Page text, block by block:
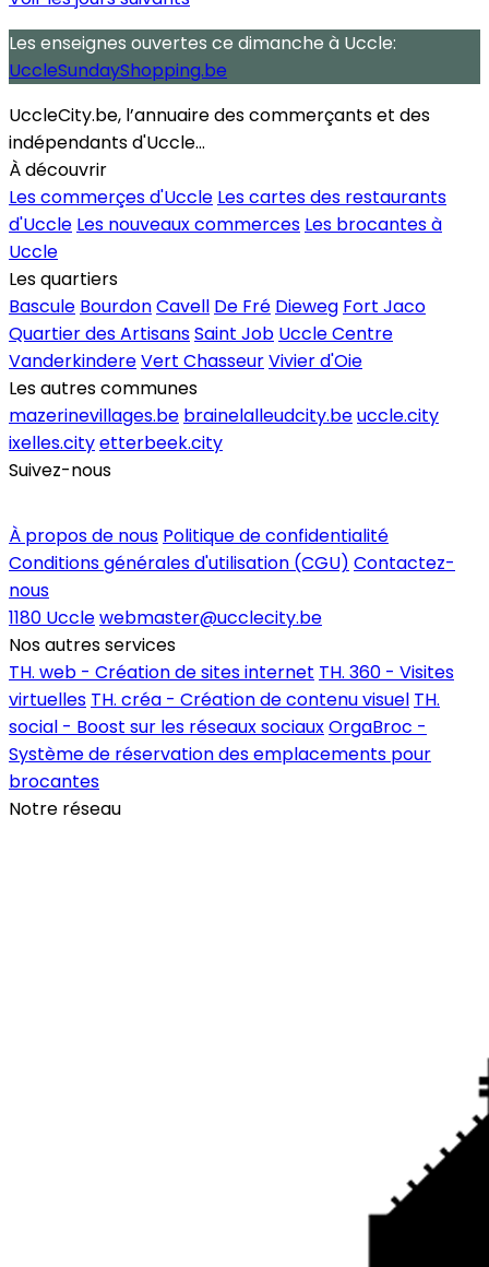
Les enseignes ouvertes ce dimanche à Uccle:
UccleSundayShopping.be
UccleCity.be, l’annuaire des commerçants et des
indépendants d'Uccle...
À découvrir
Les commerçes d'Uccle Les cartes des restaurants
d'Uccle Les nouveaux commerces Les brocantes à
Uccle
Les quartiers
Bascule BourdonCavell De Fré Dieweg Fort Jaco
Quartier des ArtisansSaint Job Uccle Centre
VanderkindereVert ChasseurVivier d'Oie
Les autres communes
mazerinevillages.be brainelalleudcity.beuccle.city
ixelles.cityetterbeek.city
Suivez-nous
À propos de nous Politique de confidentialité
Conditions générales d'utilisation (CGU) Contactez-
nous
1180 Ucclewebmaster@ucclecity.be
Nos autres services
TH. web - Création de sites internet TH. 360 - Visites
virtuelles TH. créa - Création de contenu visuel TH.
social - Boost sur les réseaux sociauxOrgaBroc -
Système de réservation des emplacements pour
brocantes
Notre réseau